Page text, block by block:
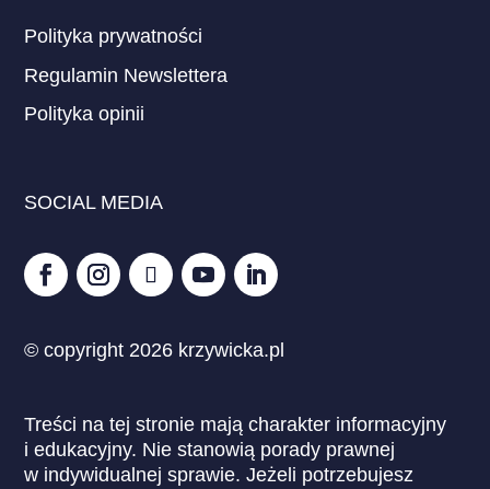
Polityka prywatności
Regulamin Newslettera
Polityka opinii
SOCIAL MEDIA
© copyright 2026 krzywicka.pl
Treści na tej stronie mają charakter informacyjny
i edukacyjny. Nie stanowią porady prawnej
w indywidualnej sprawie. Jeżeli potrzebujesz